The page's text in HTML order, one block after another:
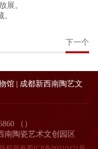
展。
下一个
馆| 成都新西南陶艺文
（）
南陶瓷艺术文创园区